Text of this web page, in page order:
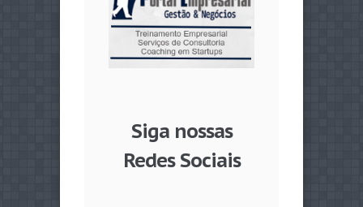
Siga nossas
Redes Sociais